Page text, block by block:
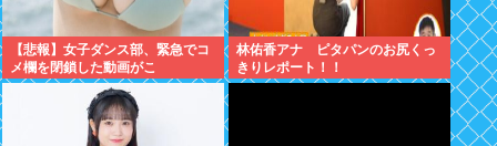
【悲報】女子ダンス部、緊急でコ
メ欄を閉鎖した動画がこ
れ・・・・・
林佑香アナ ピタパンのお尻くっ
きりレポート！！